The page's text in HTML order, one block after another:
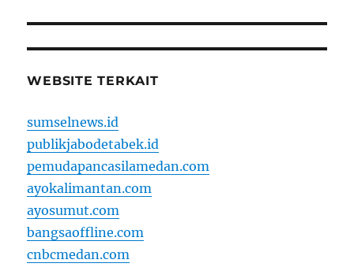
WEBSITE TERKAIT
sumselnews.id
publikjabodetabek.id
pemudapancasilamedan.com
ayokalimantan.com
ayosumut.com
bangsaoffline.com
cnbcmedan.com